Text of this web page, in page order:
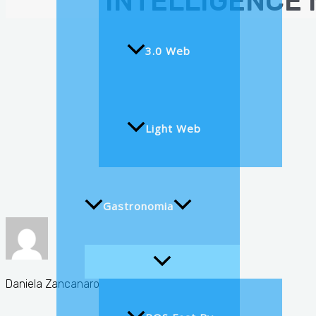
3.0 Web
Light Web
Gastronomia
Daniela Zancanaro